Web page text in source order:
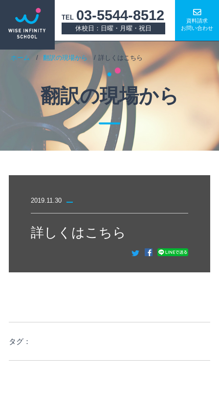
TEL 03-5544-8512
休校日：日曜・月曜・祝日
資料請求
お問い合わせ
ホーム 翻訳の現場から 詳しくはこちら
翻訳の現場から
2019.11.30
詳しくはこちら
タグ：